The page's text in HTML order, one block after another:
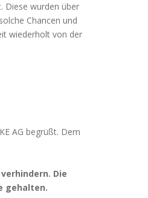
Diese wurden über
Chancen und
wiederholt von der
AG begrüßt. Dem
Die
gehalten.